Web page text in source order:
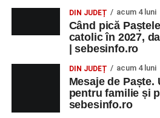
DIN JUDEȚ acum 4 luni
Când pică
catolic în 2027,
| sebesinfo.ro
DIN JUDEȚ acum 4 luni
Mesaje de
pentru familie și
sebesinfo.ro